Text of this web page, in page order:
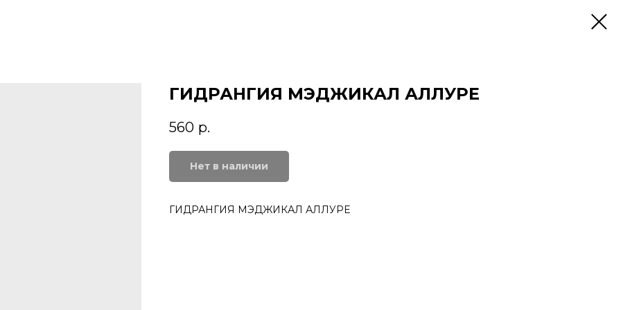
ГИДРАНГИЯ МЭДЖИКАЛ АЛЛУРЕ
560 р.
Нет в наличии
ГИДРАНГИЯ МЭДЖИКАЛ АЛЛУРЕ